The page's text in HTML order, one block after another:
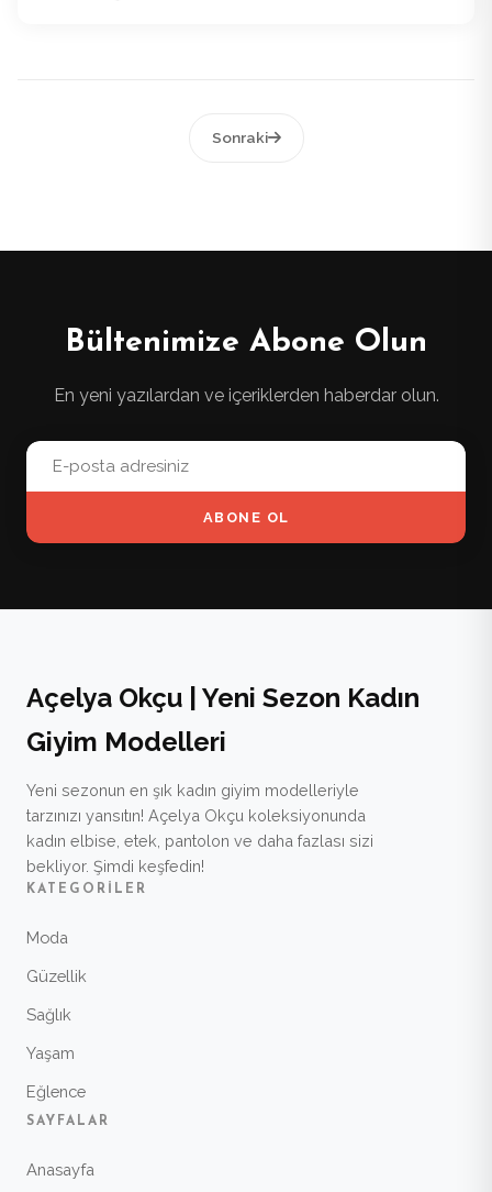
Sonraki
Bültenimize Abone Olun
En yeni yazılardan ve içeriklerden haberdar olun.
ABONE OL
Açelya Okçu | Yeni Sezon Kadın
Giyim Modelleri
Yeni sezonun en şık kadın giyim modelleriyle
tarzınızı yansıtın! Açelya Okçu koleksiyonunda
kadın elbise, etek, pantolon ve daha fazlası sizi
bekliyor. Şimdi keşfedin!
KATEGORILER
Moda
Güzellik
Sağlık
Yaşam
Eğlence
SAYFALAR
Anasayfa